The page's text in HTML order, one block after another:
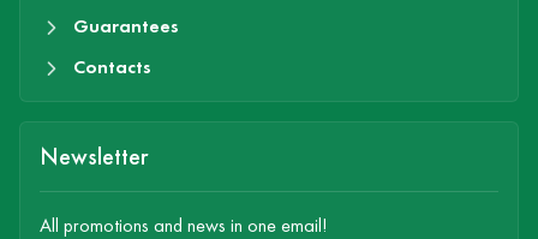
Guarantees
Contacts
Newsletter
All promotions and news in one email!